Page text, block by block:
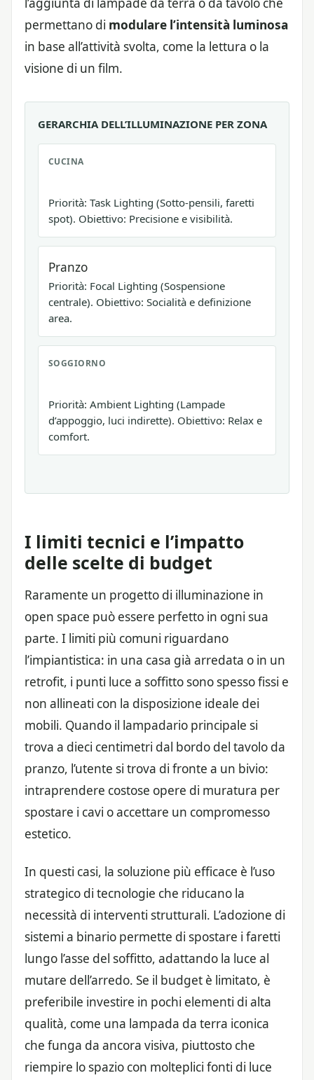
l’aggiunta di lampade da terra o da tavolo che
permettano di modulare l’intensità luminosa
in base all’attività svolta, come la lettura o la
visione di un film.
GERARCHIA DELL’ILLUMINAZIONE PER ZONA
CUCINA
Priorità: Task Lighting (Sotto-pensili, faretti
spot). Obiettivo: Precisione e visibilità.
Pranzo
Priorità: Focal Lighting (Sospensione
centrale). Obiettivo: Socialità e definizione
area.
SOGGIORNO
Priorità: Ambient Lighting (Lampade
d’appoggio, luci indirette). Obiettivo: Relax e
comfort.
I limiti tecnici e l’impatto
delle scelte di budget
Raramente un progetto di illuminazione in
open space può essere perfetto in ogni sua
parte. I limiti più comuni riguardano
l’impiantistica: in una casa già arredata o in un
retrofit, i punti luce a soffitto sono spesso fissi e
non allineati con la disposizione ideale dei
mobili. Quando il lampadario principale si
trova a dieci centimetri dal bordo del tavolo da
pranzo, l’utente si trova di fronte a un bivio:
intraprendere costose opere di muratura per
spostare i cavi o accettare un compromesso
estetico.
In questi casi, la soluzione più efficace è l’uso
strategico di tecnologie che riducano la
necessità di interventi strutturali. L’adozione di
sistemi a binario permette di spostare i faretti
lungo l’asse del soffitto, adattando la luce al
mutare dell’arredo. Se il budget è limitato, è
preferibile investire in pochi elementi di alta
qualità, come una lampada da terra iconica
che funga da ancora visiva, piuttosto che
riempire lo spazio con molteplici fonti di luce